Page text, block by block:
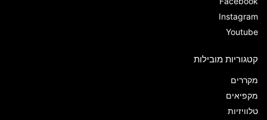
Instagram
Youtube
קטגוריות מובילות
מקררים
מקפיאים
טלוויזיות